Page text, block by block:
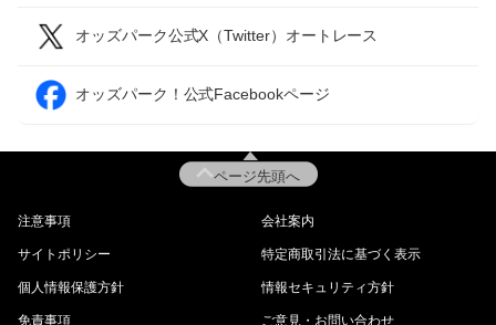
オッズパーク公式X（Twitter）オートレース
オッズパーク！公式Facebookページ
ページ先頭へ
注意事項 会社案内
サイトポリシー 特定商取引法に基づく表示
個人情報保護方針 情報セキュリティ方針
免責事項 ご意見・お問い合わせ